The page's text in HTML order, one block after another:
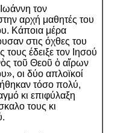
τον
αρχή μαθητές του
Κάποια μέρα
στις όχθες του
έδειξε τον Ιησού
τοῦ Θεοῦ ὁ αἴρων
οι δύο απλοϊκοί
τόσο πολύ,
κι επιφύλαξη
τους κι